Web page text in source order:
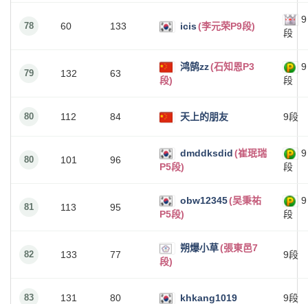
78 60 133 icis(李元荣P9段)
9
段
79 132 63
鸿鹄zz(石知恩P3
段)
9
段
80 112 84 天上的朋友 9段
80 101 96
dmddksdid(崔珉瑞
P5段)
9
段
81 113 95
obw12345(吴秉祐
P5段)
9
段
82 133 77
朔爆小草(張東邑7
段)
9段
83 131 80 khkang1019 9段